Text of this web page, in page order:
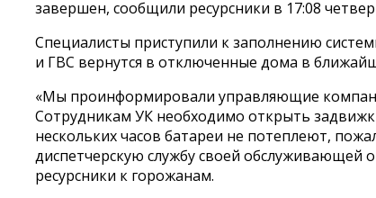
завершен, сообщили ресурсники в 17:08
Специалисты приступили к заполнению
и ГВС вернутся в отключенные дома в
«Мы проинформировали управляющие
Сотрудникам УК необходимо открыть
нескольких часов батареи не потеплеют,
диспетчерскую службу своей обслуживающей
ресурсники к горожанам.